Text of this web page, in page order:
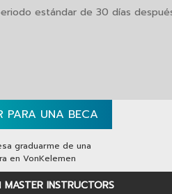
estándar de 30 días
PARA UNA BECA
graduarme de una
en VonKelemen
MASTER INSTRUCTORS